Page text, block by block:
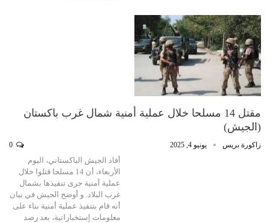
مقتل 14 مسلحا خلال عملية أمنية شمال غرب باكستان
(الجيش)
زاكورة بريس يونيو 4, 2025
أفاد الجيش الباكستاني، اليوم
الأربعاء، أن 14 مسلحا قتلوا خلال
عملية أمنية جرى تنفيذها بشمال
غرب البلاد. و أوضح الجيش في بيان
أنه قام بتنفيذ عملية أمنية بناء على
معلومات إستخباراتية، بعد رصد